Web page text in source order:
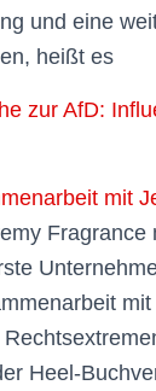
und eine
heißt es
zur AfD:
mit
Fragrance
Heel-